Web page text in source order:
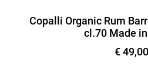
Copalli Organic Rum
cl.70 Made
€ 49,00